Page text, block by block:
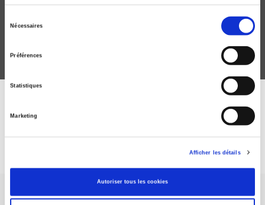
Nécessaires
Préférences
Statistiques
Marketing
Afficher les détails
Autoriser tous les cookies
1983 à 2014
Subscribe today